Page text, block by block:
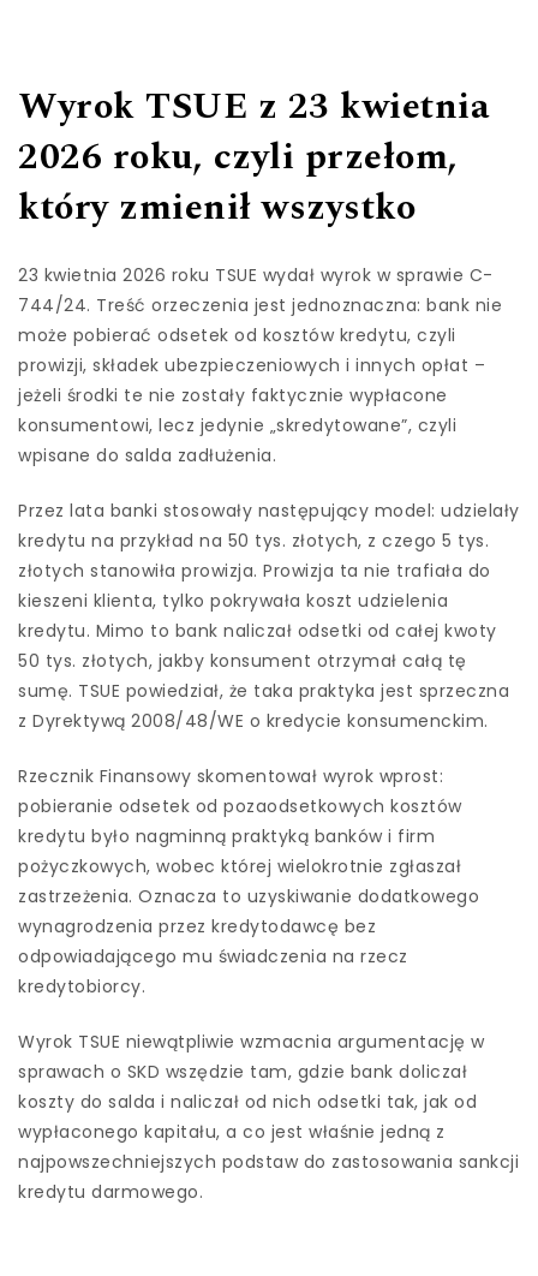
Wyrok TSUE z 23 kwietnia
2026 roku, czyli przełom,
który zmienił wszystko
23 kwietnia 2026 roku TSUE wydał wyrok w sprawie C-
744/24. Treść orzeczenia jest jednoznaczna: bank nie
może pobierać odsetek od kosztów kredytu, czyli
prowizji, składek ubezpieczeniowych i innych opłat –
jeżeli środki te nie zostały faktycznie wypłacone
konsumentowi, lecz jedynie „skredytowane”, czyli
wpisane do salda zadłużenia.
Przez lata banki stosowały następujący model: udzielały
kredytu na przykład na 50 tys. złotych, z czego 5 tys.
złotych stanowiła prowizja. Prowizja ta nie trafiała do
kieszeni klienta, tylko pokrywała koszt udzielenia
kredytu. Mimo to bank naliczał odsetki od całej kwoty
50 tys. złotych, jakby konsument otrzymał całą tę
sumę. TSUE powiedział, że taka praktyka jest sprzeczna
z Dyrektywą 2008/48/WE o kredycie konsumenckim.
Rzecznik Finansowy skomentował wyrok wprost:
pobieranie odsetek od pozaodsetkowych kosztów
kredytu było nagminną praktyką banków i firm
pożyczkowych, wobec której wielokrotnie zgłaszał
zastrzeżenia. Oznacza to uzyskiwanie dodatkowego
wynagrodzenia przez kredytodawcę bez
odpowiadającego mu świadczenia na rzecz
kredytobiorcy.
Wyrok TSUE niewątpliwie wzmacnia argumentację w
sprawach o SKD wszędzie tam, gdzie bank doliczał
koszty do salda i naliczał od nich odsetki tak, jak od
wypłaconego kapitału, a co jest właśnie jedną z
najpowszechniejszych podstaw do zastosowania sankcji
kredytu darmowego.